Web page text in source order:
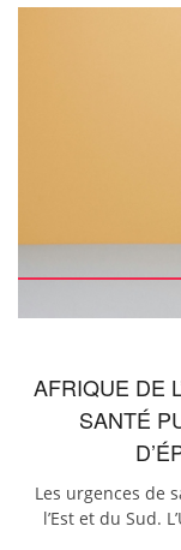
AFRIQUE DE
SANTÉ
Les urgences de
l’Est et du Sud.